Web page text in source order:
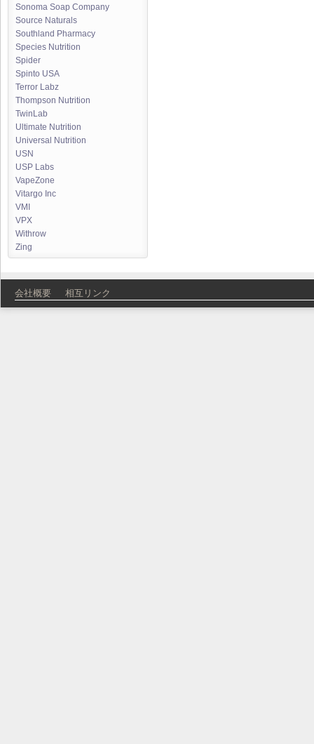
Sonoma Soap Company
Source Naturals
Southland Pharmacy
Species Nutrition
Spider
Spinto USA
Terror Labz
Thompson Nutrition
TwinLab
Ultimate Nutrition
Universal Nutrition
USN
USP Labs
VapeZone
Vitargo Inc
VMI
VPX
Withrow
Zing
会社概要 相互リンク